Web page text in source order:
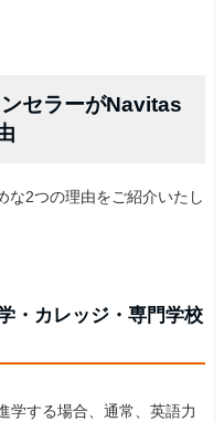
セラーがNavitas
な2つの理由をご紹介いたし
・カレッジ・専門学校
学する場合、通常、英語力